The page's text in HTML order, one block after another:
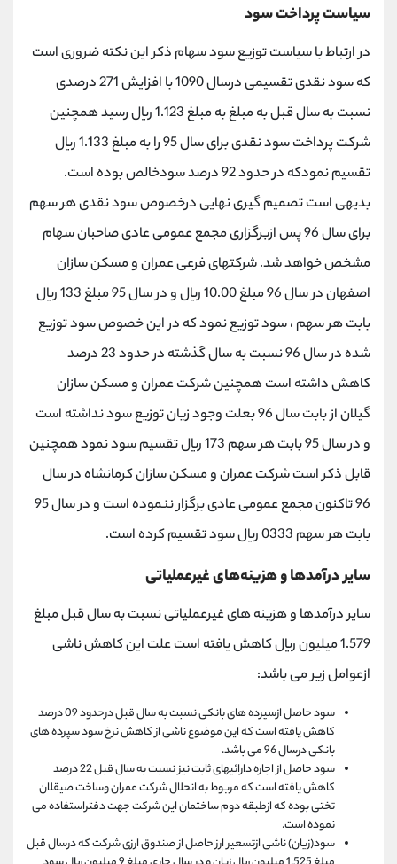
سیاست پرداخت سود
در ارتباط با سیاست توزیع سود سهام ذکر این نکته ضروری است
که سود نقدی تقسیمی درسال 1090 با افزایش 271 درصدی
نسبت به سال قبل به مبلغ به مبلغ 1.123 ریال رسید همچنین
شرکت پرداخت سود نقدی برای سال 95 را به مبلغ 1.133 ریال
تقسیم نمودکه در حدود 92 درصد سودخالص بوده است.
بدیهی است تصمیم گیری نهایی درخصوص سود نقدی هر سهم
برای سال 96 پس ازبرگزاری مجمع عمومی عادی صاحبان سهام
مشخص خواهد شد. شرکتهای فرعی عمران و مسکن سازان
اصفهان در سال 96 مبلغ 10.00 ریال و در سال 95 مبلغ 133 ریال
بابت هر سهم ، سود توزیع نمود که در این خصوص سود توزیع
شده در سال 96 نسبت به سال گذشته در حدود 23 درصد
کاهش داشته است همچنین شرکت عمران و مسکن سازان
گیلان از بابت سال 96 بعلت وجود زیان توزیع سود نداشته است
و در سال 95 بابت هر سهم 173 ریال تقسیم سود نمود همچنین
قابل ذکر است شرکت عمران و مسکن سازان کرمانشاه در سال
96 تاکنون مجمع عمومی عادی برگزار ننموده است و در سال 95
بابت هر سهم 0333 ریال سود تقسیم کرده است.
سایر درآمدها و هزینه‌های غیرعملیاتی
سایر درآمدها و هزینه های غیرعملیاتی نسبت به سال قبل مبلغ
1.579 میلیون ریال کاهش یافته است علت این کاهش ناشی
ازعوامل زیر می باشد:
سود حاصل ازسپرده های بانکی نسبت به سال قبل درحدود 09 درصد
کاهش یافته است که این موضوع ناشی از کاهش نرخ سود سپرده های
بانکی درسال 96 می باشد.
سود حاصل از اجاره دارائیهای ثابت نیز نسبت به سال قبل 22 درصد
کاهش یافته است که مربوط به انحلال شرکت عمران وساخت صیقلان
تختی بوده که ازطبقه دوم ساختمان این شرکت جهت دفتراستفاده می
نموده است.
سود(زیان) ناشی ازتسعیر ارز حاصل از صندوق ارزی شرکت که درسال قبل